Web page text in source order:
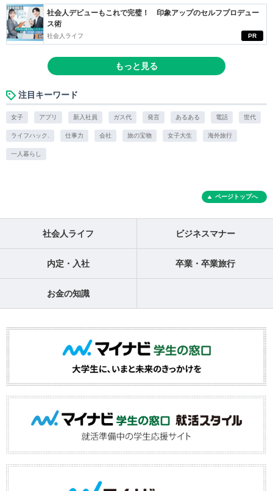
PR
社会人デビューもこれで完璧！ 印象アップのセルフプロデュー
ス術
社会人ライフ
もっと見る
注目キーワード
女子 アプリ 新入社員 ガス代 発言 あるある 電話 世代
ライフハック. 仕事力 会社 旅の宝物 女子大生 海外旅行
一人暮らし
ページトップへ
社会人ライフ ビジネスマナー
内定・入社 卒業・卒業旅行
お金の知識